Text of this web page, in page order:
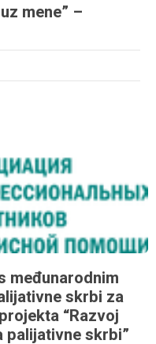
mene” –
međunarodnim
skrbi za
“Razvoj
skrbi”